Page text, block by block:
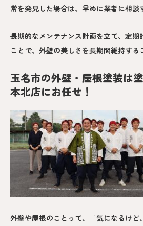
常を発見した場合は、早めに業者に相談
長期的なメンテナンス計画を立て、定期
ことで、外壁の美しさを長期間維持する
玉名市の外壁・屋根塗装は
本北店にお任せ！
外壁や屋根のことって、「気になるけど